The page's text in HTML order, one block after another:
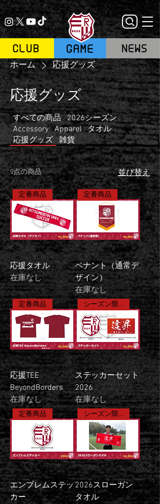
GAME
CLUB NEWS
ホーム 応援グッズ
応援グッズ
すべての商品 2026シーズン
Accessory Apparel タオル
応援グッズ 雑貨
9点の商品 並び替え
定番商品
応援タオル
在庫なし
定番商品
ペナント（通常デ
ザイン）
在庫なし
定番商品
応援TEE
BeyondBorders
在庫なし
シーズン限定商品
ステッカーセット
2026
在庫なし
定番商品
エンブレムステッ
カー
シーズン限定商品
2026スローガン
タオル